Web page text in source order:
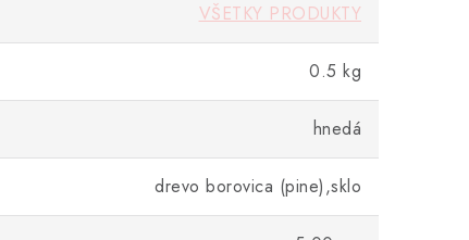
VŠETKY PRODUKTY
0.5 kg
hnedá
drevo borovica (pine),sklo